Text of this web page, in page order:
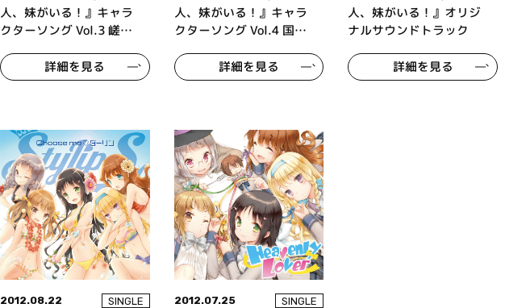
人、妹がいる！』キャラ
クターソング Vol.3 嵯峨
詳細を見る
人、妹がいる！』キャラ
クターソング Vol.4 国立
詳細を見る
人、妹がいる！』オリジ
ナルサウンドトラック
詳細を見る
2012.08.22 SINGLE 2012.07.25 SINGLE